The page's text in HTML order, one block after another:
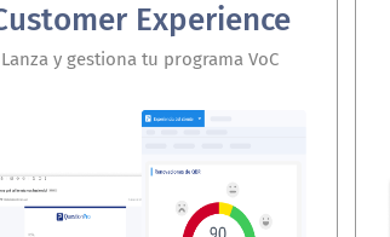
Experience
Lanza y gestiona tu programa VoC